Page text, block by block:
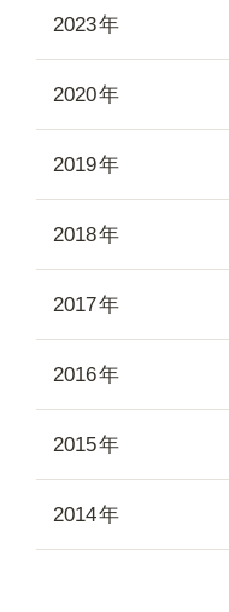
2023
2020
2019
2018
2017
2016
2015
2014